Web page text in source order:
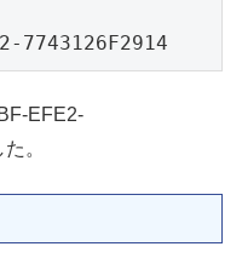
7743126F2914
EFE2-
。